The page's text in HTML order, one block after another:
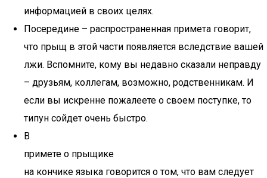
информацией в своих целях.
Посередине – распространенная примета говорит,
что прыщ в этой части появляется вследствие вашей
лжи. Вспомните, кому вы недавно сказали неправду
– друзьям, коллегам, возможно, родственникам. И
если вы искренне пожалеете о своем поступке, то
типун сойдет очень быстро.
В
примете о прыщике
на кончике языка говорится о том, что вам следует